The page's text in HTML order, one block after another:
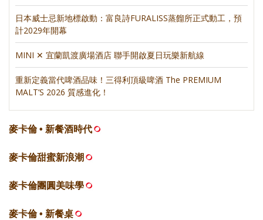
日本威士忌新地標啟動：富良詩FURALISS蒸餾所正式動工，預
計2029年開幕
MINI ✕ 宜蘭凱渡廣場酒店 聯手開啟夏日玩樂新航線
重新定義當代啤酒品味！三得利頂級啤酒 The PREMIUM
MALT’S 2026 質感進化！
麥卡倫 • 新餐酒時代
麥卡倫甜蜜新浪潮
麥卡倫團圓美味學
麥卡倫 • 新餐桌